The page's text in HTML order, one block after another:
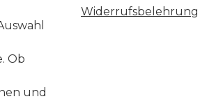
Ob
und
Widerrufsbelehrung